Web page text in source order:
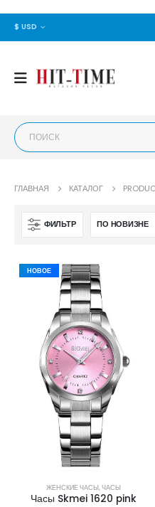
$ USD
ГЛАВНАЯ КАТАЛОГ
ФИЛЬТР
НОВОЕ
ЖЕНСКИЕ ЧАСЫ,ЧАСЫ
Часы Skmei 1620 pink